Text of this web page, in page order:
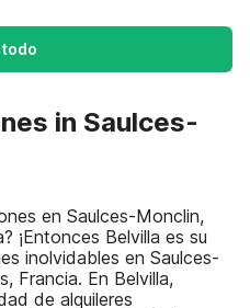
todo
in Saulces-
en Saulces-Monclin,
¡Entonces Belvilla es su
inolvidables en Saulces-
Francia. En Belvilla,
de alquileres